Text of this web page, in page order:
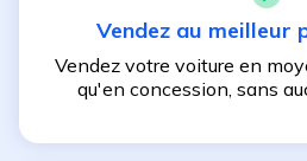
Vendez au meilleur
Vendez votre voiture en
qu'en concession, sans